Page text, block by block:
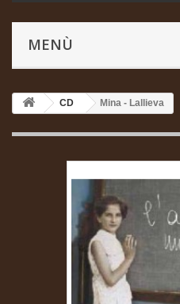
MENÙ
CD Mina - Lallieva